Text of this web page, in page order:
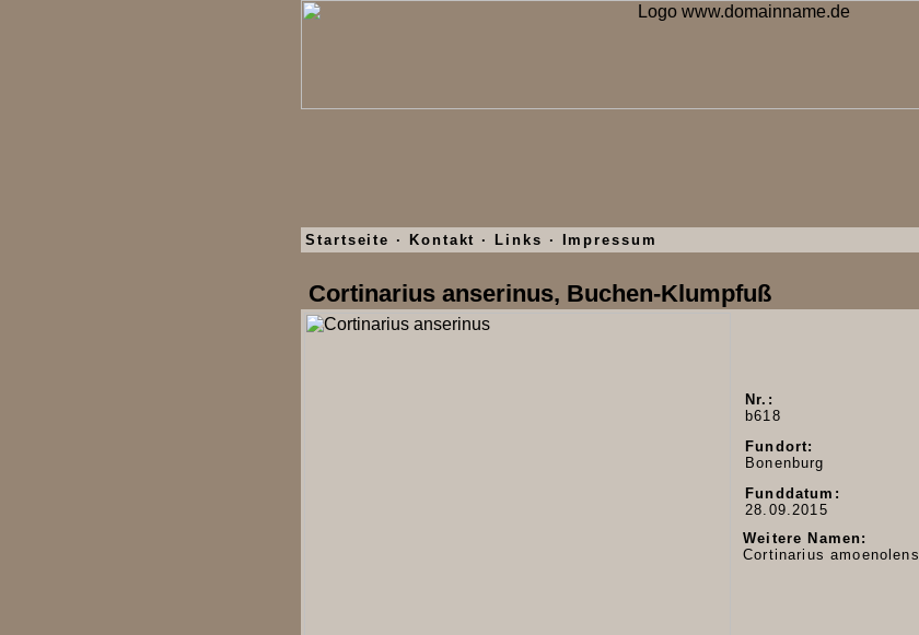
Startseite · Kontakt · Links · Impressum
Cortinarius anserinus, Buchen-Klumpfuß
Nr.:
b618
Fundort:
Bonenburg
Funddatum:
28.09.2015
Weitere Namen:
Cortinarius amoenolens